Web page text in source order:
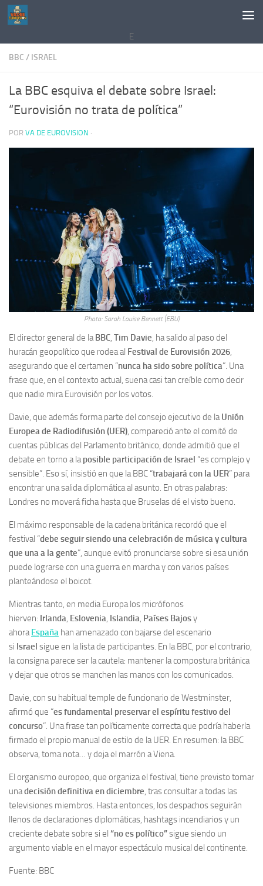
Saltar al contenido
E
BBC / ISRAEL
La BBC esquiva el debate sobre Israel:
“Eurovisión no trata de política”
POR VA DE EUROVISION ·
Photo: Sarah Louise Bennett (EBU)
El director general de laBBC, Tim Davie, ha salido al paso del
huracán geopolítico que rodea al Festival de Eurovisión 2026,
asegurando que el certamen “nunca ha sido sobre política”. Una
frase que, en el contexto actual, suena casi tan creíble como decir
que nadie mira Eurovisión por los votos.
Davie, que además forma parte del consejo ejecutivo de laUnión
Europea de Radiodifusión (UER), compareció ante el comité de
cuentas públicas del Parlamento británico, donde admitió que el
debate en torno a laposible participación de Israel “es complejo y
sensible”. Eso sí, insistió en que la BBC “trabajará con la UER” para
encontrar una salida diplomática al asunto. En otras palabras:
Londres no moverá ficha hasta que Bruselas dé el visto bueno.
El máximo responsable de la cadena británica recordó que el
festival “debe seguir siendo una celebración de música y cultura
que una a la gente”, aunque evitó pronunciarse sobre si esa unión
puede lograrse con una guerra en marcha y con varios países
planteándose el boicot.
Mientras tanto, en media Europa los micrófonos
hierven: Irlanda, Eslovenia, Islandia, Países Bajosy
ahoraEspaña han amenazado con bajarse del escenario
si Israel sigue en la lista de participantes. En la BBC, por el contrario,
la consigna parece ser la cautela: mantener la compostura británica
y dejar que otros se manchen las manos con los comunicados.
Davie, con su habitual temple de funcionario de Westminster,
afirmó que “es fundamental preservar el espíritu festivo del
concurso”. Una frase tan políticamente correcta que podría haberla
firmado el propio manual de estilo de la UER. En resumen: la BBC
observa, toma nota… y deja el marrón a Viena.
El organismo europeo, que organiza el festival, tiene previsto tomar
unadecisión definitiva en diciembre, tras consultar a todas las
televisiones miembros. Hasta entonces, los despachos seguirán
llenos de declaraciones diplomáticas, hashtags incendiarios y un
creciente debate sobre si el “no es político”sigue siendo un
argumento viable en el mayor espectáculo musical del continente.
Fuente: BBC